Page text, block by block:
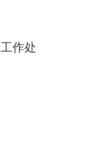
生工作处